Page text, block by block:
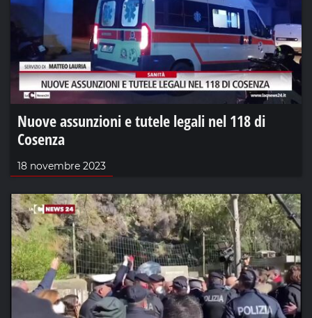
Nuove assunzioni e tutele legali nel 118 di
Cosenza
18 novembre 2023